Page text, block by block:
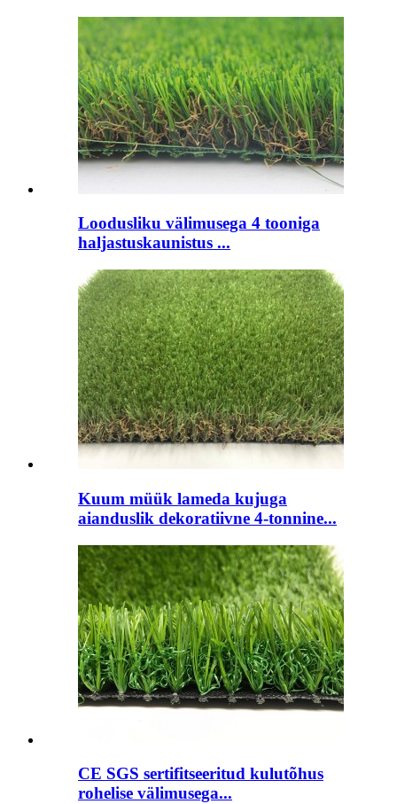
Loodusliku välimusega 4 tooniga
haljastuskaunistus ...
Kuum müük lameda kujuga
aianduslik dekoratiivne 4-tonnine...
CE SGS sertifitseeritud kulutõhus
rohelise välimusega...